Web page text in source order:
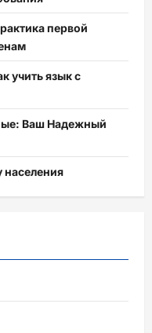
первой
учить язык с
Ваш Надежный
населения